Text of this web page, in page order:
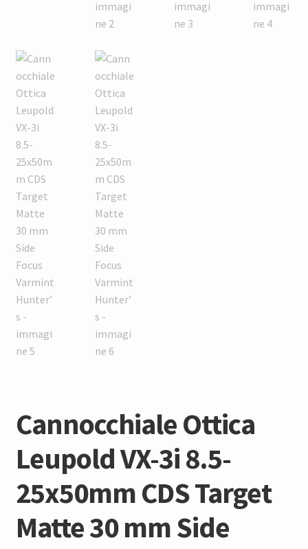
Cannocchiale Ottica
Leupold VX-3i 8.5-
25x50mm CDS Target
Matte 30 mm Side